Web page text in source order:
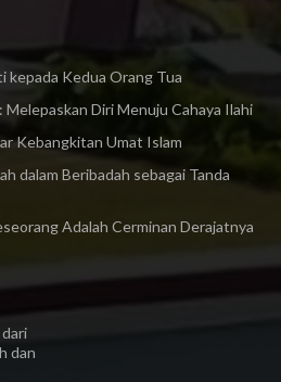
kepada Kedua Orang Tua
Diri Menuju Cahaya Ilahi
Kebangkitan Umat Islam
dalam Beribadah sebagai Tanda
Adalah Cerminan Derajatnya
dan